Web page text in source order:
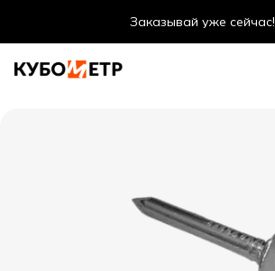
Заказывай уже сейчас!
Оптовые цены даже для